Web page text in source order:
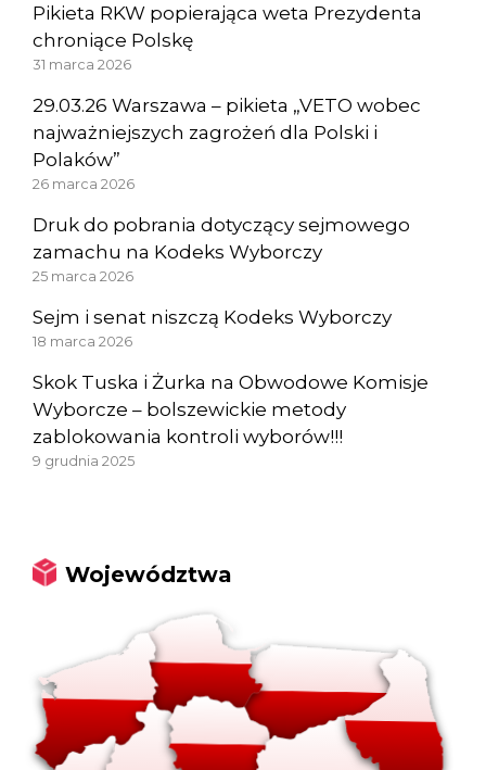
Pikieta RKW popierająca weta Prezydenta
chroniące Polskę
31 marca 2026
29.03.26 Warszawa – pikieta „VETO wobec
najważniejszych zagrożeń dla Polski i
Polaków”
26 marca 2026
Druk do pobrania dotyczący sejmowego
zamachu na Kodeks Wyborczy
25 marca 2026
Sejm i senat niszczą Kodeks Wyborczy
18 marca 2026
Skok Tuska i Żurka na Obwodowe Komisje
Wyborcze – bolszewickie metody
zablokowania kontroli wyborów!!!
9 grudnia 2025
Województwa